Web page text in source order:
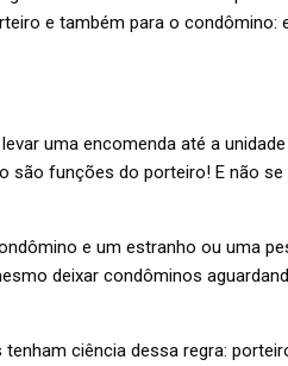
e também para o condômino:
uma encomenda até a
são funções do porteiro! E não se
e um estranho ou uma
deixar condôminos
ciência dessa regra: